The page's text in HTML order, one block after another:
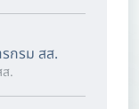
กรม สส.
.